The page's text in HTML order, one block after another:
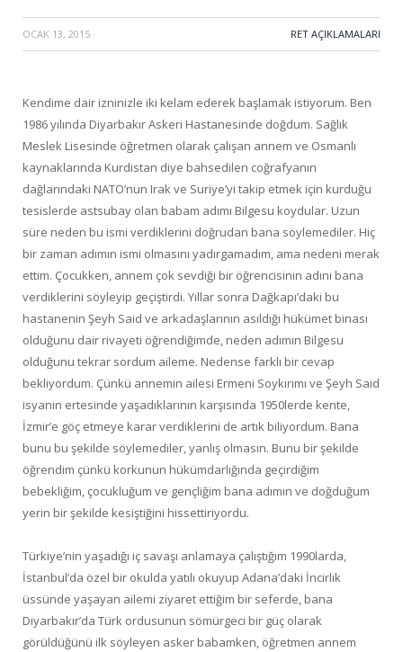
OCAK 13, 2015 · RET AÇIKLAMALARI
Kendime dair izninizle iki kelam ederek başlamak istiyorum. Ben
1986 yılında Diyarbakır Askeri Hastanesinde doğdum. Sağlık
Meslek Lisesinde öğretmen olarak çalışan annem ve Osmanlı
kaynaklarında Kurdistan diye bahsedilen coğrafyanın
dağlarındaki NATO’nun Irak ve Suriye’yi takip etmek için kurduğu
tesislerde astsubay olan babam adımı Bilgesu koydular. Uzun
süre neden bu ismi verdiklerini doğrudan bana söylemediler. Hiç
bir zaman adımın ismi olmasını yadırgamadım, ama nedeni merak
ettim. Çocukken, annem çok sevdiği bir öğrencisinin adını bana
verdiklerini söyleyip geçiştirdi. Yıllar sonra Dağkapı’daki bu
hastanenin Şeyh Said ve arkadaşlarının asıldığı hükümet binası
olduğunu dair rivayeti öğrendiğimde, neden adımın Bilgesu
olduğunu tekrar sordum aileme. Nedense farklı bir cevap
bekliyordum. Çünkü annemin ailesi Ermeni Soykırımı ve Şeyh Said
isyanın ertesinde yaşadıklarının karşısında 1950lerde kente,
İzmir’e göç etmeye karar verdiklerini de artık biliyordum. Bana
bunu bu şekilde söylemediler, yanlış olmasın. Bunu bir şekilde
öğrendim çünkü korkunun hükümdarlığında geçirdiğim
bebekliğim, çocukluğum ve gençliğim bana adımın ve doğduğum
yerin bir şekilde kesiştiğini hissettiriyordu.
Türkiye’nin yaşadığı iç savaşı anlamaya çalıştığım 1990larda,
İstanbul’da özel bir okulda yatılı okuyup Adana’daki İncirlik
üssünde yaşayan ailemi ziyaret ettiğim bir seferde, bana
Diyarbakır’da Türk ordusunun sömürgeci bir güç olarak
görüldüğünü ilk söyleyen asker babamken, öğretmen annem